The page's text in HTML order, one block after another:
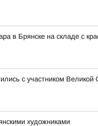
в Брянске на складе с
с участником
художниками